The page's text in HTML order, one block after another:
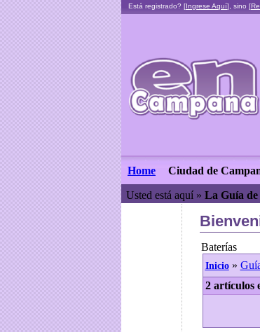
Está registrado? [Ingrese Aquí], sino [
Home Ciudad de
Usted está aquí » La Guía
Baterías
Inicio»
2 artículos